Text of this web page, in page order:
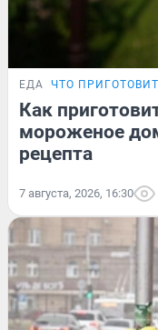
ЕДА ЧТО
Как
мороженое
рецепта
7 августа, 2026, 16:30